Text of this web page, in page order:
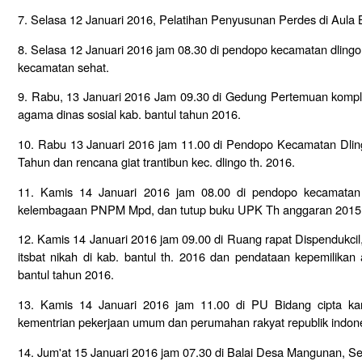
7. Selasa 12 Januari 2016, Pelatihan Penyusunan Perdes di Aula
8. Selasa 12 Januari 2016 jam 08.30 di pendopo kecamatan
kecamatan sehat.
9. Rabu, 13 Januari 2016 Jam 09.30 di Gedung Pertemuan
agama dinas sosial kab. bantul tahun 2016.
10. Rabu 13 Januari 2016 jam 11.00 di Pendopo Kecamatan
Tahun dan rencana giat trantibun kec. dlingo th. 2016.
11. Kamis 14 Januari 2016 jam 08.00 di pendopo
kelembagaan PNPM Mpd, dan tutup buku UPK Th anggaran
12. Kamis 14 Januari 2016 jam 09.00 di Ruang rapat
itsbat nikah di kab. bantul th. 2016 dan pendataan
bantul tahun 2016.
13. Kamis 14 Januari 2016 jam 11.00 di PU Bidang cipta
kementrian pekerjaan umum dan perumahan rakyat republik
14. Jum'at 15 Januari 2016 jam 07.30 di Balai Desa Mangunan,